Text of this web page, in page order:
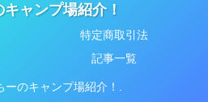
ャンプ場紹介！
特定商取引法
記事一覧
のキャンプ場紹介！.